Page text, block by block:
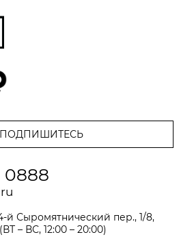
0888
й Сыромятнический пер., 1/8,
– ВС, 12:00 – 20:00)